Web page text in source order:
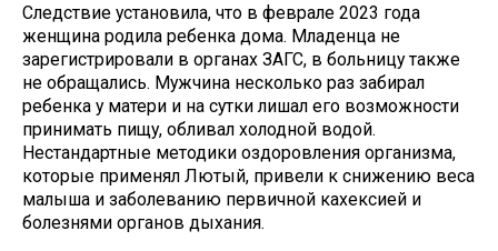
Следствие установила, что в феврале 2023 года
женщина родила ребенка дома. Младенца не
зарегистрировали в органах ЗАГС, в больницу также
не обращались. Мужчина несколько раз забирал
ребенка у матери и на сутки лишал его возможности
принимать пищу, обливал холодной водой.
Нестандартные методики оздоровления организма,
которые применял Лютый, привели к снижению веса
малыша и заболеванию первичной кахексией и
болезнями органов дыхания.